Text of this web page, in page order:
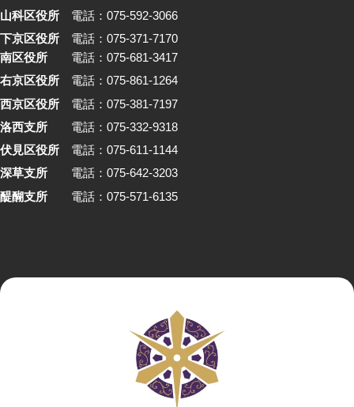
山科区役所
電話：075-592-3066
下京区役所
電話：075-371-7170
南区役所
電話：075-681-3417
右京区役所
電話：075-861-1264
西京区役所
電話：075-381-7197
洛西支所
電話：075-332-9318
伏見区役所
電話：075-611-1144
深草支所
電話：075-642-3203
醍醐支所
電話：075-571-6135